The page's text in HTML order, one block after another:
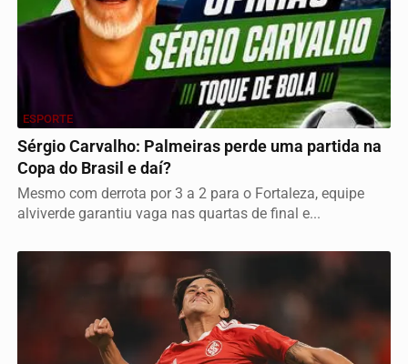
ESPORTE
Sérgio Carvalho: Palmeiras perde uma partida na
Copa do Brasil e daí?
Mesmo com derrota por 3 a 2 para o Fortaleza, equipe
alviverde garantiu vaga nas quartas de final e...